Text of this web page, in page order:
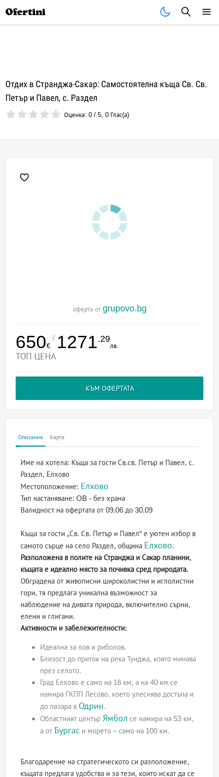
Ofertini
Отдих в Странджа-Сакар: Самостоятелна къща Св. Св.
Петър и Павел, с. Раздел
Оценка:0 /5,0 Глас(а)
оферта от grupovo.bg
650€
/ 1271.29
лв.
ТОП ЦЕНА
КЪМ ОФЕРТАТА
Описание Карта
Име на хотела: Къща за гости Св.св. Петър и Павел, с.
Раздел, Елхово
Местоположение: Елхово
Тип настаняване:OB - без храна
Валидност на офертатаот 09.06 до 30.09
Къща за гости „Св. Св. Петър и Павел“ е уютен избор в
самото сърце на село Раздел, община Елхово.
Разположена в полите на Странджа и Сакар планини,
къщата е идеално място за почивка сред природата.
Обградена от живописни широколистни и иглолистни
гори, тя предлага уникална възможност за
наблюдение на дивата природа, включително сърни,
елени и глигани.
Активности и забележителности:
Идеална за лов и риболов.
Близост до приток на река Тунджа, която минава
през селото.
Град Елхово е само на 16 км, а на 40 км се
намира ГКПП Лесово, което улеснява достъпа и
до пазара в Одрин.
Областният център Ямбол се намира на 53 км,
а от Бургас и морето – само на 100 км.
Благодарение на стратегическото си разположение,
къщата предлага удобства и за тези, които искат да се